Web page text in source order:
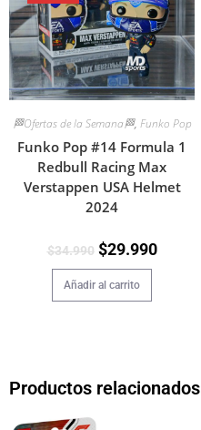
🏁Ofertas de la Semana🏁, Funko Pop
Funko Pop #14 Formula 1
Redbull Racing Max
Verstappen USA Helmet
2024
$34.990 $29.990
Añadir al carrito
Productos relacionados